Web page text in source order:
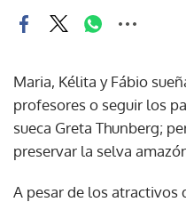
Maria, Kélita y Fábio
profesores o seguir los
sueca Greta Thunberg;
preservar la selva
A pesar de los atractivos